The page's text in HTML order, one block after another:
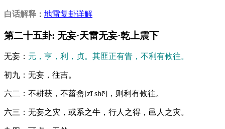
白话解释 ： 地雷复卦详解
第二十五卦: 无妄·天雷无妄·乾上震下
无妄： 元，亨，利，贞。其匪正有眚，不利有攸往。
初九：无妄，往吉。
六二：不耕获，不菑畲[zī shē]，则利有攸往。
六三：无妄之灾，或系之牛，行人之得，邑人之灾。